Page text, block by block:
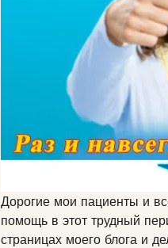
Дорогие мои пациенты и
помощь в этот трудный
страницах моего блога и